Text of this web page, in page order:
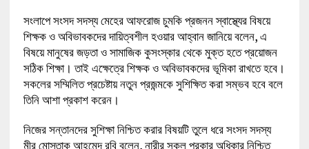
সংলাপে সংসদ সদস্য মেহের আফরোজ চুমকি প্রজনন স্বাস্থ্যের বিষয়ে
শিক্ষক ও অবিভাবকদের দায়িত্বশীল হওয়ার আহ্বান জানিয়ে বলেন, এ
বিষয়ে মানুষের জড়তা ও সামাজিক কুসংস্কার থেকে মুক্ত হতে প্রয়োজন
সঠিক শিক্ষা। তাই এক্ষেত্রে শিক্ষক ও অবিভাবকদের ভূমিকা রাখতে হবে।
সকলের সম্মিলিত প্রচেষ্টায় নতুন প্রজন্মকে সুশিক্ষিত করা সম্ভব হবে বলে
তিনি আশা প্রকাশ করেন।
নিজের সন্তানদের সুশিক্ষা নিশ্চিত করার বিষয়টি তুলে ধরে সংসদ সদস্য
মীর মোস্তাক আহমেদ রবি বলেন, নারীর সকল প্রকার অধিকার নিশ্চিত